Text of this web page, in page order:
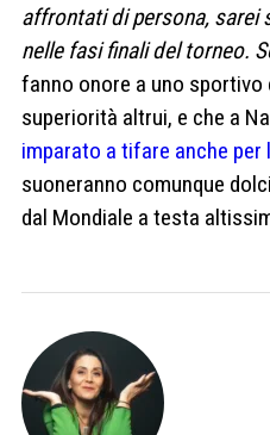
affrontati di persona, sarei
nelle fasi finali del torneo.
fanno onore a uno
superiorità altrui, e che a
imparato a tifare anche per
suoneranno comunque
dal Mondiale a testa